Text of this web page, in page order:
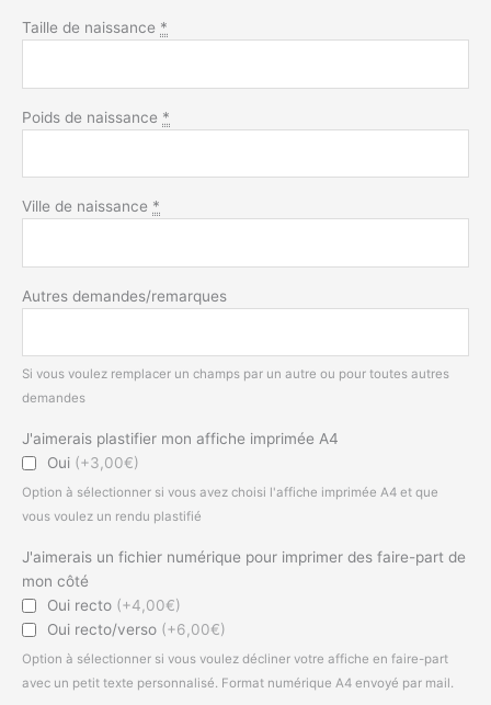
Taille de naissance *
Poids de naissance *
Ville de naissance *
Autres demandes/remarques
Si vous voulez remplacer un champs par un autre ou pour toutes autres
demandes
J'aimerais plastifier mon affiche imprimée A4
Oui (+3,00€)
Option à sélectionner si vous avez choisi l'affiche imprimée A4 et que
vous voulez un rendu plastifié
J'aimerais un fichier numérique pour imprimer des faire-part de
mon côté
Oui recto (+4,00€)
Oui recto/verso (+6,00€)
Option à sélectionner si vous voulez décliner votre affiche en faire-part
avec un petit texte personnalisé. Format numérique A4 envoyé par mail.